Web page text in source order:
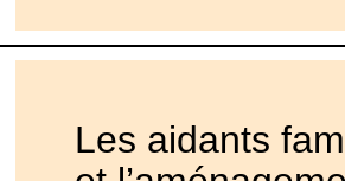
Les aidants